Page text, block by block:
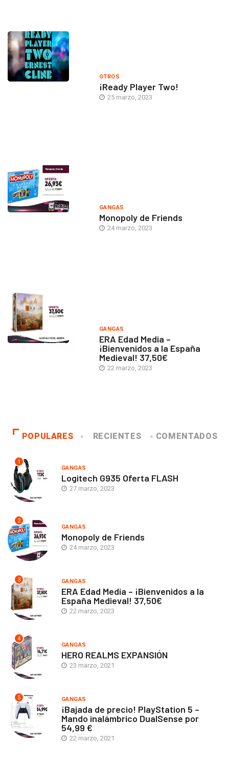
OTROS
¡Ready Player Two!
25 marzo, 2023
GANGAS
Monopoly de Friends
24 marzo, 2023
GANGAS
ERA Edad Media –
¡Bienvenidos a la España
Medieval! 37,50€
22 marzo, 2023
POPULARES RECIENTES COMENTADOS
1
GANGAS
Logitech G935 Oferta FLASH
27 marzo, 2023
2
GANGAS
Monopoly de Friends
24 marzo, 2023
3 GANGAS
ERA Edad Media – ¡Bienvenidos a la
España Medieval! 37,50€
22 marzo, 2023
4
GANGAS
HERO REALMS EXPANSIÓN
23 marzo, 2021
5 GANGAS
¡Bajada de precio! PlayStation 5 –
Mando inalámbrico DualSense por
54,99 €
22 marzo, 2021